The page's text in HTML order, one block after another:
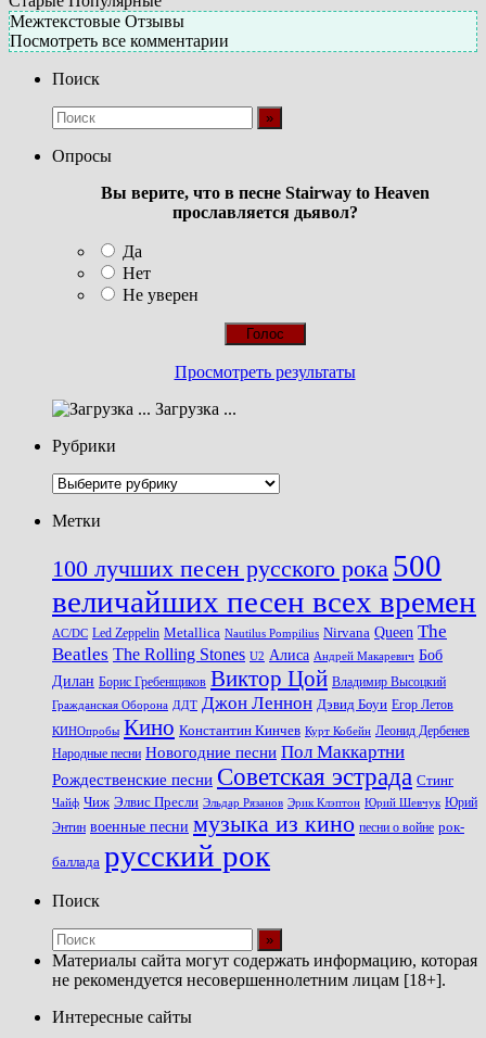
Межтекстовые Отзывы
Посмотреть все комментарии
Поиск
Опросы
Вы верите, что в песне Stairway to Heaven
прославляется дьявол?
Да
Нет
Не уверен
Просмотреть результаты
Загрузка ...
Рубрики
Рубрики
Метки
100 лучших песен русского рока 500
величайших песен всех времен
AC/DC Led Zeppelin Metallica Nautilus Pompilius Nirvana Queen The
Beatles The Rolling Stones U2 Алиса Андрей Макаревич Боб
Дилан Борис Гребенщиков Виктор Цой Владимир Высоцкий
Гражданская Оборона ДДТ Джон Леннон Дэвид Боуи Егор Летов
КИНОпробы Кино Константин Кинчев Курт Кобейн Леонид Дербенев
Народные песни Новогодние песни Пол Маккартни
Рождественские песни Советская эстрада Стинг
Чайф Чиж Элвис Пресли Эльдар Рязанов Эрик Клэптон Юрий Шевчук Юрий
Энтин военные песни музыка из кино песни о войне рок-
баллада русский рок
Поиск
Материалы сайта могут содержать информацию, которая
не рекомендуется несовершеннолетним лицам [18+].
Интересные сайты